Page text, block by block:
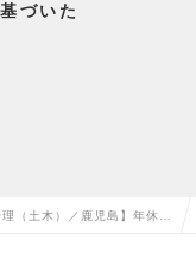
づいた
理（土木）／鹿児島】年休１